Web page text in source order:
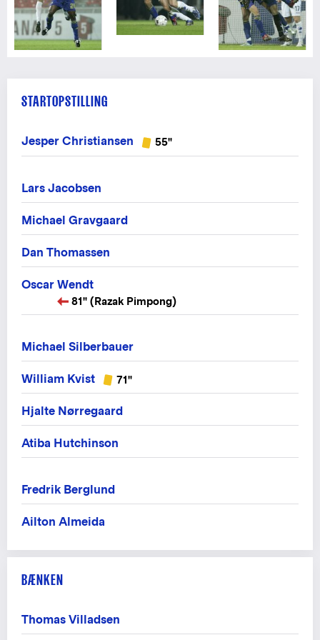
STARTOPSTILLING
Jesper Christiansen 55"
Lars Jacobsen
Michael Gravgaard
Dan Thomassen
Oscar Wendt
81" (Razak Pimpong)
Michael Silberbauer
William Kvist 71"
Hjalte Nørregaard
Atiba Hutchinson
Fredrik Berglund
Ailton Almeida
BÆNKEN
Thomas Villadsen